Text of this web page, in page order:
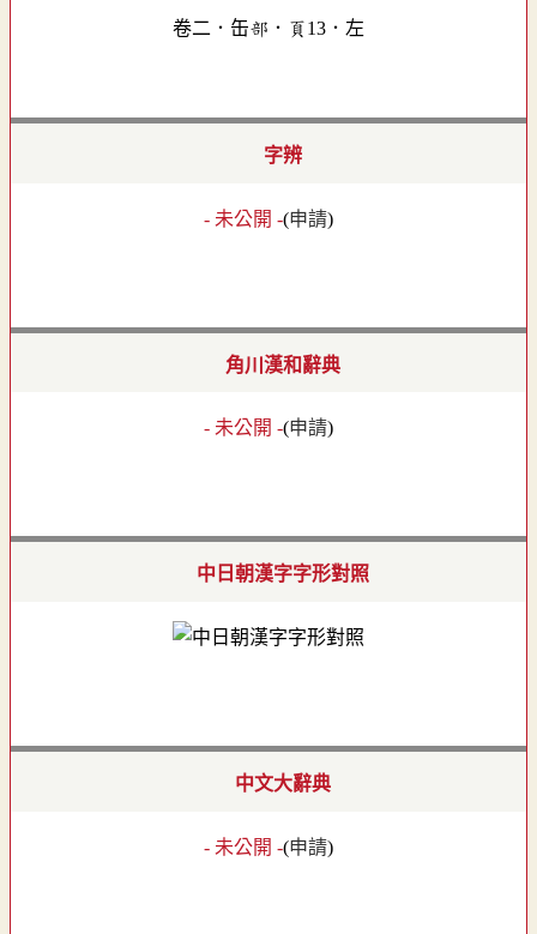
卷二．缶部．頁13．左
字辨
- 未公開 -(申請)
角川漢和辭典
- 未公開 -(申請)
中日朝漢字字形對照
中文大辭典
- 未公開 -(申請)